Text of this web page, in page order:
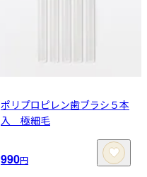
ポリプロピレン歯ブラシ５本
入 極細毛
990円